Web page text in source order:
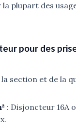
plupart des
pour des
la section et de la
: Disjoncteur 16A